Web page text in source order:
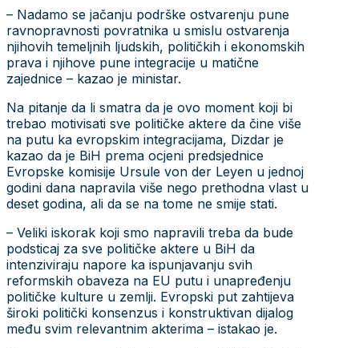
– Nadamo se jačanju podrške ostvarenju pune
ravnopravnosti povratnika u smislu ostvarenja
njihovih temeljnih ljudskih, političkih i ekonomskih
prava i njihove pune integracije u matične
zajednice – kazao je ministar.
Na pitanje da li smatra da je ovo moment koji bi
trebao motivisati sve političke aktere da čine više
na putu ka evropskim integracijama, Dizdar je
kazao da je BiH prema ocjeni predsjednice
Evropske komisije Ursule von der Leyen u jednoj
godini dana napravila više nego prethodna vlast u
deset godina, ali da se na tome ne smije stati.
– Veliki iskorak koji smo napravili treba da bude
podsticaj za sve političke aktere u BiH da
intenziviraju napore ka ispunjavanju svih
reformskih obaveza na EU putu i unapređenju
političke kulture u zemlji. Evropski put zahtijeva
široki politički konsenzus i konstruktivan dijalog
među svim relevantnim akterima – istakao je.